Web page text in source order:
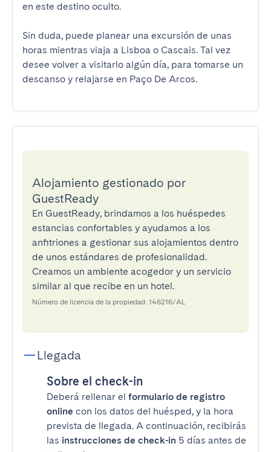
en este destino oculto.
Sin duda, puede planear una excursión de unas
horas mientras viaja a Lisboa o Cascais. Tal vez
desee volver a visitarlo algún día, para tomarse un
descanso y relajarse en Paço De Arcos.
Alojamiento gestionado por
GuestReady
En GuestReady, brindamos a los huéspedes
estancias confortables y ayudamos a los
anfitriones a gestionar sus alojamientos dentro
de unos estándares de profesionalidad.
Creamos un ambiente acogedor y un servicio
similar al que recibe en un hotel.
Número de licencia de la propiedad: 146216/AL
Llegada
Sobre el check-in
Deberá rellenar el formulario de registro
online con los datos del huésped, y la hora
prevista de llegada. A continuación, recibirás
las instrucciones de check-in 5 días antes de